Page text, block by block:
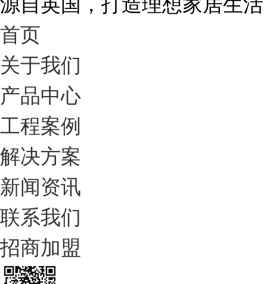
首页
关于我们
产品中心
工程案例
解决方案
新闻资讯
联系我们
招商加盟